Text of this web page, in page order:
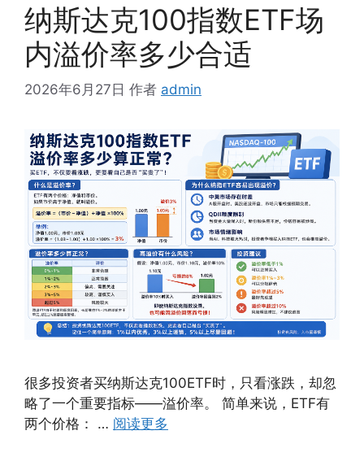
纳斯达克100指数ETF场
内溢价率多少合适
2026年6月27日 作者 admin
很多投资者买纳斯达克100ETF时，只看涨跌，却忽
略了一个重要指标——溢价率。 简单来说，ETF有
两个价格： … 阅读更多